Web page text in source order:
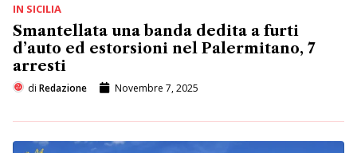
IN SICILIA
Smantellata una banda dedita a furti
d’auto ed estorsioni nel Palermitano, 7
arresti
di Redazione Novembre 7, 2025